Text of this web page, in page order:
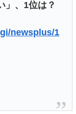
」、1位は？
newsplus/1